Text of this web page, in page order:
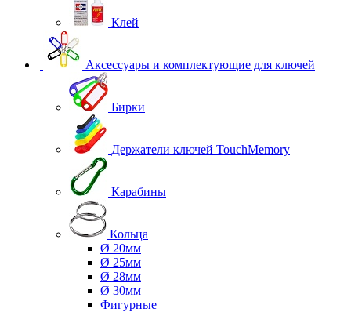
Клей
Аксессуары и комплектующие для ключей
Бирки
Держатели ключей TouchMemory
Карабины
Кольца
Ø 20мм
Ø 25мм
Ø 28мм
Ø 30мм
Фигурные